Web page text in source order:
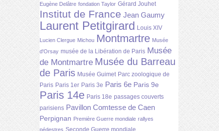
Eugène Delâtre fondation Taylor Gérard Jouhet
Institut de France Jean Gaumy
Laurent Petitgirard Louis XIV
Lucien Clergue Michou Montmartre Musée
d'Orsay musée de la Libération de Paris Musée
de Montmartre Musée du Barreau
de Paris Musée Guimet Parc zoologique de
Paris Paris 1er Paris 3e Paris 6e Paris 9e
Paris 14e Paris 18e passages couverts
parisiens Pavillon Comtesse de Caen
Perpignan Première Guerre mondiale rallyes
pédestres Seconde Guerre mondiale